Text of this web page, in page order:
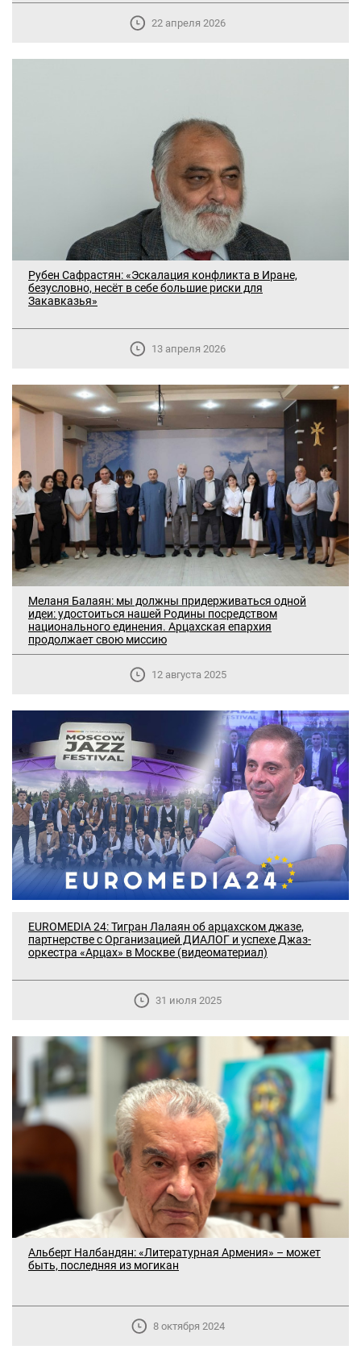
22 апреля 2026
Рубен Сафрастян: «Эскалация конфликта в Иране,
безусловно, несёт в себе большие риски для
Закавказья»
13 апреля 2026
Меланя Балаян: мы должны придерживаться одной
идеи: удостоиться нашей Родины посредством
национального единения. Арцахская епархия
продолжает свою миссию
12 августа 2025
EUROMEDIA 24: Тигран Лалаян об арцахском джазе,
партнерстве с Организацией ДИАЛОГ и успехе Джаз-
оркестра «Арцах» в Москве (видеоматериал)
31 июля 2025
Альберт Налбандян: «Литературная Армения» – может
быть, последняя из могикан
8 октября 2024